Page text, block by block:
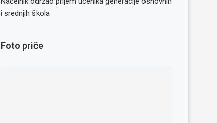
i srednjih škola
Foto priče